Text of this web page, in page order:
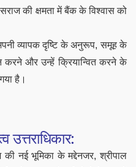
की क्षमता में बैंक के विश्वास को
व्यापक दृष्टि के अनुरूप, समूह के
करने और उन्हें क्रियान्वित करने के
है।
उत्तराधिकार:
की नई भूमिका के मद्देनजर, श्रीपाल